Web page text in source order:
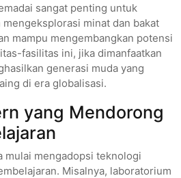
sangat penting untuk
minat dan bakat
mampu mengembangkan potensi
fasilitas ini, jika dimanfaatkan
generasi muda yang
di era globalisasi.
yang Mendorong
mulai mengadopsi teknologi
Misalnya, laboratorium